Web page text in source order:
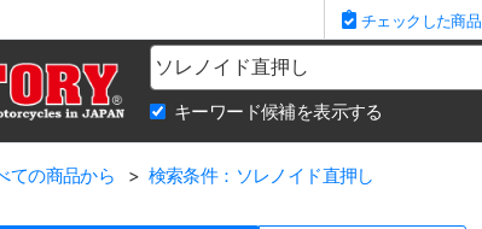
チェックした商品
Name
キーワード候補を表示する
ての商品から 検索条件：ソレノイド直押し